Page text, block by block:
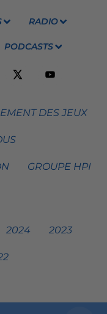
RADIO
PODCASTS
DES JEUX
GROUPE HPI
2024 2023